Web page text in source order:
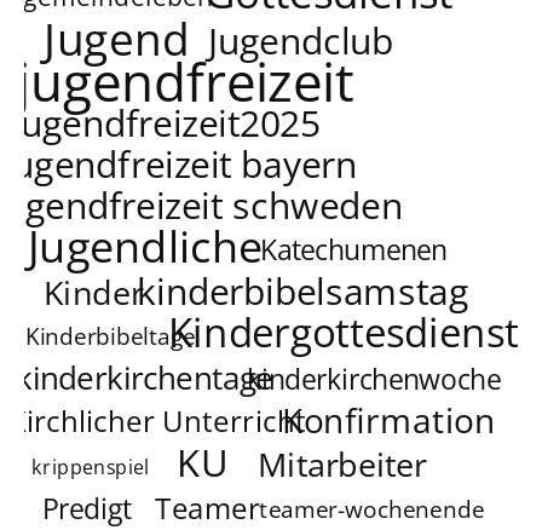
Jugend Jugendclub
jugendfreizeit
jugendfreizeit2025
jugendfreizeit bayern
schweden
JugendlicheKatechumenen
Kinderkinderbibelsamstag
KinderbibeltageKindergottesdienst
kinderkirchentagekinderkirchenwoche
Kirchlicher UnterrichtKonfirmation
krippenspiel KU Mitarbeiter
Predigt Teamerteamer-wochenende